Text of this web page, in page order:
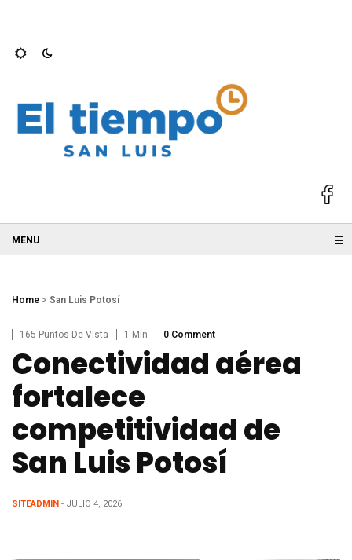
☰
Home > San Luis Potosí
165 Puntos De Vista 1 Min 0 Comment
Conectividad aérea
fortalece
competitividad de
San Luis Potosí
SITEADMIN - JULIO 4, 2026